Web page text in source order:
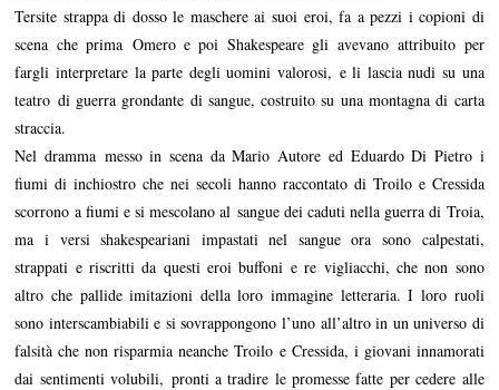
Tersite strappa di dosso le maschere ai suoi eroi, fa a pezzi i copioni di
scena che prima Omero e poi Shakespeare gli avevano attribuito per
fargli interpretare la parte degli uomini valorosi, e li lascia nudi su una
teatro di guerra grondante di sangue, costruito su una montagna di carta
straccia.
Nel dramma messo in scena da Mario Autore ed Eduardo Di Pietro i
fiumi di inchiostro che nei secoli hanno raccontato di Troilo e Cressida
scorrono a fiumi e si mescolano al sangue dei caduti nella guerra di Troia,
ma i versi shakespeariani impastati nel sangue ora sono calpestati,
strappati e riscritti da questi eroi buffoni e re vigliacchi, che non sono
altro che pallide imitazioni della loro immagine letteraria. I loro ruoli
sono interscambiabili e si sovrappongono l’uno all’altro in un universo di
falsità che non risparmia neanche Troilo e Cressida, i giovani innamorati
dai sentimenti volubili, pronti a tradire le promesse fatte per cedere alle